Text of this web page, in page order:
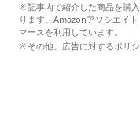
記事内で紹介した商品を購
ります。Amazonアソシエイ
マースを利用しています。
その他、広告に対するポリ